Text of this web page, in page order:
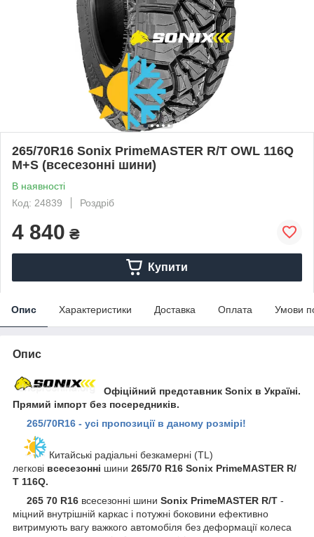
265/70R16 Sonix PrimeMASTER R/Т OWL 116Q
M+S (всесезонні шини)
В наявності
Код: 24839
Роздріб
4 840 ₴
Купити
Опис Характеристики Доставка Оплата Умови
Опис
Офіційний представник Sonix в Україні.
Прямий імпорт без посередників.
265/70R16 - усі пропозиції в даному розмірі!
Китайські радіальні безкамерні (TL)
легкові всесезонні шини 265/70 R16 Sonix PrimeMASTER R/
Т 116Q.
265 70 R16 всесезонні шини Sonix PrimeMASTER R/Т -
міцний внутрішній каркас і потужні боковини ефективно
витримують вагу важкого автомобіля без деформації колеса